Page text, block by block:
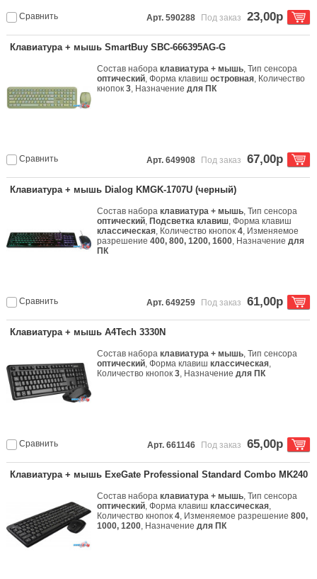
Сравнить Арт. 590288 Под заказ 23,00р
Клавиатура + мышь SmartBuy SBC-666395AG-G
Состав набораклавиатура + мышь, Тип сенсора
оптический, Форма клавишостровная, Количество
кнопок3, Назначениедля ПК
Сравнить Арт. 649908 Под заказ 67,00р
Клавиатура + мышь Dialog KMGK-1707U (черный)
Состав набораклавиатура + мышь, Тип сенсора
оптический, Подсветка клавиш, Форма клавиш
классическая, Количество кнопок4, Изменяемое
разрешение400, 800, 1200, 1600, Назначениедля
ПК
Сравнить Арт. 649259 Под заказ 61,00р
Клавиатура + мышь A4Tech 3330N
Состав набораклавиатура + мышь, Тип сенсора
оптический, Форма клавишклассическая,
Количество кнопок3, Назначениедля ПК
Сравнить Арт. 661146 Под заказ 65,00р
Клавиатура + мышь ExeGate Professional Standard Combo MK240
Состав набораклавиатура + мышь, Тип сенсора
оптический, Форма клавишклассическая,
Количество кнопок4, Изменяемое разрешение800,
1000, 1200, Назначениедля ПК